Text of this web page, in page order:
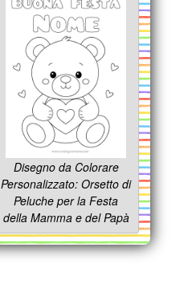
Disegno da Colorare
Personalizzato: Orsetto di
Peluche per la Festa
della Mamma e del Papà